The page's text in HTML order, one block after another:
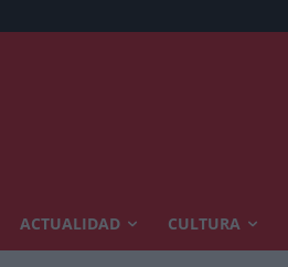
ACTUALIDAD CULTURA